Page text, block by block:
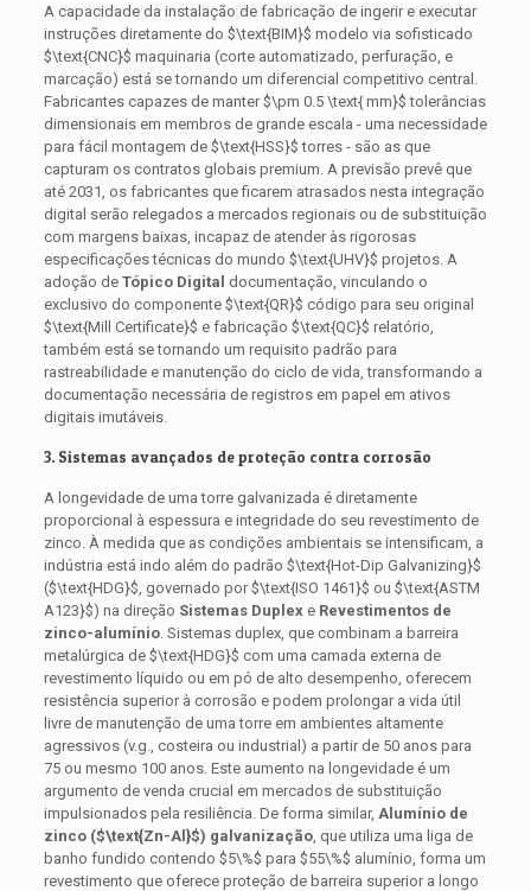
A capacidade da instalação de fabricação de ingerir e executar
instruções diretamente do $\text{BIM}$ modelo via sofisticado
$\text{CNC}$ maquinaria (corte automatizado, perfuração, e
marcação) está se tornando um diferencial competitivo central.
Fabricantes capazes de manter$\pm 0.5 \text{ mm}$ tolerâncias
dimensionais em membros de grande escala - uma necessidade
para fácil montagem de $\text{HSS}$ torres - são as que
capturam os contratos globais premium. A previsão prevê que
até 2031, os fabricantes que ficarem atrasados ​​nesta integração
digital serão relegados a mercados regionais ou de substituição
com margens baixas, incapaz de atender às rigorosas
especificações técnicas do mundo $\text{UHV}$ projetos. A
adoção de Tópico Digital documentação, vinculando o
exclusivo do componente $\text{QR}$ código para seu original
$\text{Mill Certificate}$ e fabricação $\text{QC}$ relatório,
também está se tornando um requisito padrão para
rastreabilidade e manutenção do ciclo de vida, transformando a
documentação necessária de registros em papel em ativos
digitais imutáveis.
3. Sistemas avançados de proteção contra corrosão
A longevidade de uma torre galvanizada é diretamente
proporcional à espessura e integridade do seu revestimento de
zinco. À medida que as condições ambientais se intensificam, a
indústria está indo além do padrão $\text{Hot-Dip Galvanizing}$
($\text{HDG}$ , governado por$\text{ISO 1461}$ ou $\text{ASTM
A123}$) na direção Sistemas Duplexe Revestimentos de
zinco-alumínio. Sistemas duplex, que combinam a barreira
metalúrgica de $\text{HDG}$ com uma camada externa de
revestimento líquido ou em pó de alto desempenho, oferecem
resistência superior à corrosão e podem prolongar a vida útil
livre de manutenção de uma torre em ambientes altamente
agressivos (v.g., costeira ou industrial) a partir de 50 anos para
75 ou mesmo 100 anos. Este aumento na longevidade é um
argumento de venda crucial em mercados de substituição
impulsionados pela resiliência. De forma similar, Alumínio de
zinco ($\text{Zn-Al}$) galvanização, que utiliza uma liga de
banho fundido contendo $5\%$ para $55\%$ alumínio, forma um
revestimento que oferece proteção de barreira superior a longo